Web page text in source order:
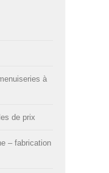
à
de prix
– fabrication